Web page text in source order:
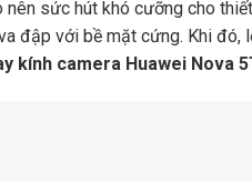
sức hút khó cưỡng cho
đập với bề mặt cứng. Khi đó,
kính camera Huawei Nova